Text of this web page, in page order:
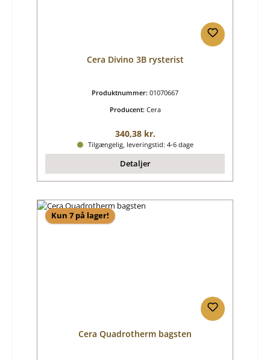
Cera Divino 3B rysterist
Produktnummer: 01070667
Producent: Cera
Almindelig pris:
340,38 kr.
Tilgængelig, leveringstid: 4-6 dage
Detaljer
Kun 7 på lager!
Cera Quadrotherm bagsten